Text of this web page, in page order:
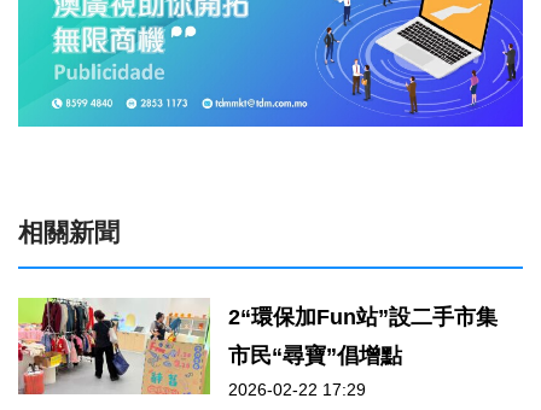
相關新聞
2“環保加Fun站”設二手市集
市民“尋寶”倡增點
2026-02-22 17:29